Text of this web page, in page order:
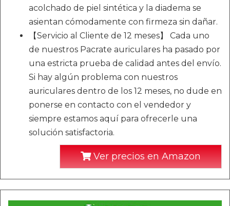
acolchado de piel sintética y la diadema se
asientan cómodamente con firmeza sin dañar.
【Servicio al Cliente de 12 meses】 Cada uno
de nuestros Pacrate auriculares ha pasado por
una estricta prueba de calidad antes del envío.
Si hay algún problema con nuestros
auriculares dentro de los 12 meses, no dude en
ponerse en contacto con el vendedor y
siempre estamos aquí para ofrecerle una
solución satisfactoria.
Ver precios en Amazon